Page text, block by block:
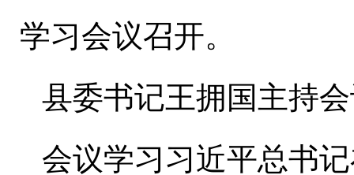
学习会议召开。
县委书记王拥国主持
会议学习习近平总书